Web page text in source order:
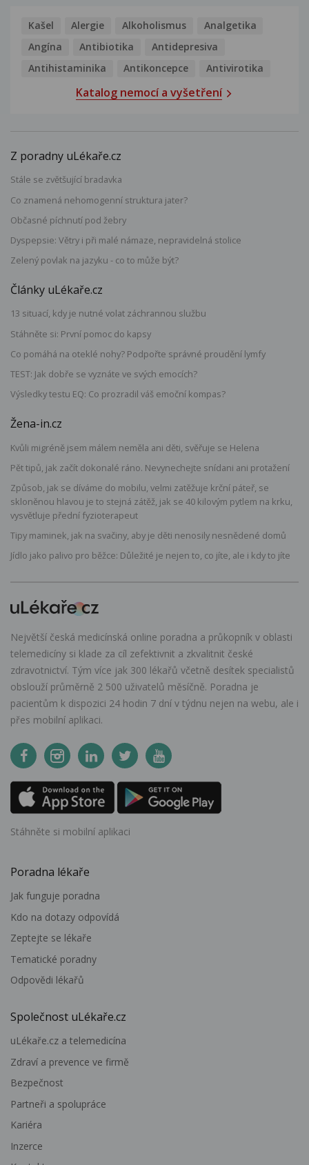
Kašel Alergie Alkoholismus
Analgetika
Angína
Antibiotika
Antidepresiva
Antihistaminika
Antikoncepce Antivirotika
Katalog nemocí a vyšetření
Z poradny uLékaře.cz
Stále se zvětšující bradavka
Co znamená nehomogenní struktura jater?
Občasné píchnutí pod žebry
Dyspepsie: Větry i při malé námaze, nepravidelná stolice
Zelený povlak na jazyku - co to může být?
Články uLékaře.cz
13 situací, kdy je nutné volat záchrannou službu
Stáhněte si: První pomoc do kapsy
Co pomáhá na oteklé nohy? Podpořte správné proudění lymfy
TEST: Jak dobře se vyznáte ve svých emocích?
Výsledky testu EQ: Co prozradil váš emoční kompas?
Žena-in.cz
Kvůli migréně jsem málem neměla ani děti, svěřuje se Helena
Pět tipů, jak začít dokonalé ráno. Nevynechejte snídani ani protažení
Způsob, jak se díváme do mobilu, velmi zatěžuje krční páteř, se
skloněnou hlavou je to stejná zátěž, jak se 40 kilovým pytlem na krku,
vysvětluje přední fyzioterapeut
Tipy maminek, jak na svačiny, aby je děti nenosily nesnědené domů
Jídlo jako palivo pro běžce: Důležité je nejen to, co jíte, ale i kdy to jíte
Největší česká medicínská online poradna a průkopník v oblasti
telemedicíny si klade za cíl zefektivnit a zkvalitnit české
zdravotnictví. Tým více jak 300 lékařů včetně desítek specialistů
obslouží průměrně 2 500 uživatelů měsíčně. Poradna je
pacientům k dispozici 24 hodin 7 dní v týdnu nejen na webu, ale i
přes mobilní aplikaci.
Stáhněte si mobilní aplikaci
Poradna lékaře
Jak funguje poradna
Kdo na dotazy odpovídá
Zeptejte se lékaře
Tematické poradny
Odpovědi lékařů
Společnost uLékaře.cz
uLékaře.cz a telemedicína
Zdraví a prevence ve firmě
Bezpečnost
Partneři a spolupráce
Kariéra
Inzerce